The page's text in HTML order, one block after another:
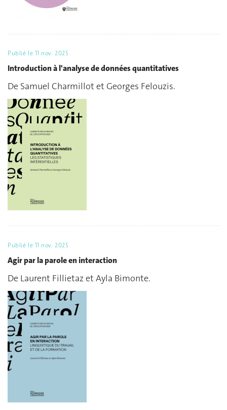
Publié le 11 nov. 2025
Introduction à l'analyse de données quantitatives
De Samuel Charmillot et Georges Felouzis.
Publié le 11 nov. 2025
Agir par la parole en interaction
De Laurent Fillietaz et Ayla Bimonte.